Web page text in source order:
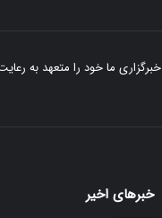
خبرگزاری ما خود را متعهد به
خبرهای اخیر